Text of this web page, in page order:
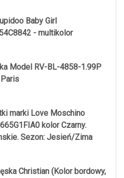
Baby Girl
- multikolor
Model RV-BL-4858-1.99P
marki Love Moschino
kolor Czarny.
Sezon: Jesień/Zima
Christian (Kolor bordowy,